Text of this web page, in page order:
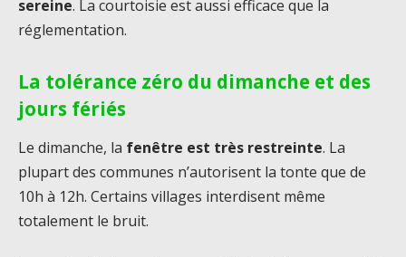
sereine. La courtoisie est aussi efficace que la
réglementation.
La tolérance zéro du dimanche et des
jours fériés
Le dimanche, la fenêtre est très restreinte. La
plupart des communes n’autorisent la tonte que de
10h à 12h. Certains villages interdisent même
totalement le bruit.